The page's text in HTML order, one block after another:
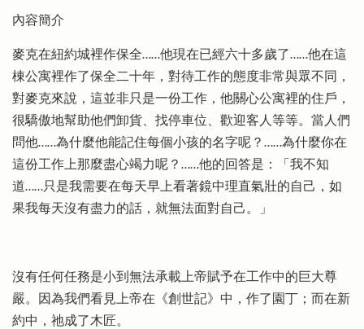
內容簡介
麥克在紐約城裡作保全……他現在已經六十多歲了……他在這
棟公寓裡作了保全二十年，對待工作的態度非常與眾不同，
對麥克來說，這並非只是一份工作，他關心公寓裡的住戶，
很驕傲地幫助他們卸貨、找停車位、歡迎客人等等。當人們
問他……為什麼他能記住每個小孩的名字呢？……為什麼你在
這份工作上那麼盡心竭力呢？……他的回答是：「我不知
道……只是我需要在每天早上看著鏡中理直氣壯的自己，如
果我每天沒有盡力的話，就無法面對自己。」
沒有任何任務是小到無法承載上帝賦予在工作中的巨大尊
嚴。因為我們看見上帝在《創世記》中，作了園丁；而在新
約中，祂成了木匠。